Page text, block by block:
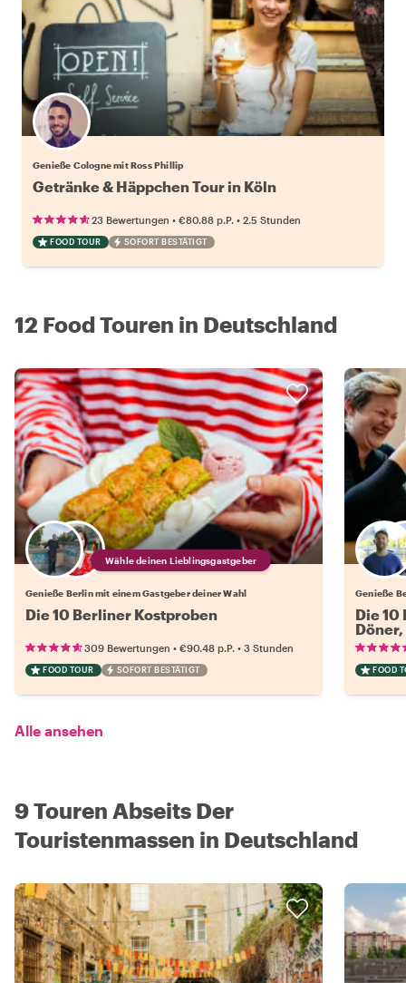
Genieße Cologne mit Ross Phillip
Getränke & Häppchen Tour in Köln
23 Bewertungen • €80.88 p.P. • 2.5 Stunden
FOOD TOUR SOFORT BESTÄTIGT
12 Food Touren in Deutschland
Wähle deinen Lieblingsgastgeber
Genieße Berlin mit einem Gastgeber deiner Wahl
Die 10 Berliner Kostproben
309 Bewertungen • €90.48 p.P. • 3 Stunden
FOOD TOUR SOFORT BESTÄTIGT
Genieße
Die 10
FOOD
Alle ansehen
9 Touren Abseits Der
Touristenmassen in Deutschland